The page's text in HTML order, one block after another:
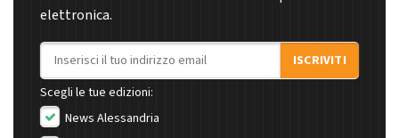
elettronica.
Indirizzo email
ISCRIVITI
Scegli le tue edizioni:
News Alessandria